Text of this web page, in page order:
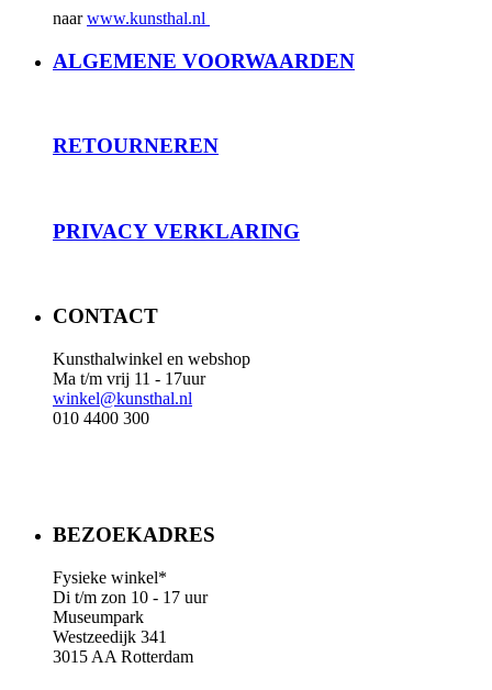
naarwww.kunsthal.nl
ALGEMENE VOORWAARDEN
RETOURNEREN
PRIVACY VERKLARING
CONTACT
Kunsthalwinkel en webshop
Ma t/m vrij 11 - 17uur
winkel@kunsthal.nl
010 4400 300
BEZOEKADRES
Fysieke winkel*
Di t/m zon 10 - 17 uur
Museumpark
Westzeedijk 341
3015 AA Rotterdam